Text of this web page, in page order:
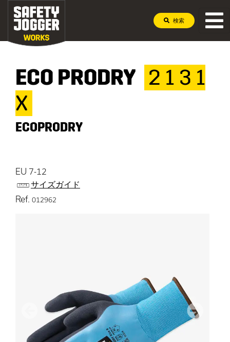
検索
ECO PRODRY 2 1 3 1
X
ECOPRODRY
EU 7-12
サイズガイド
Ref. 012962
次のペー